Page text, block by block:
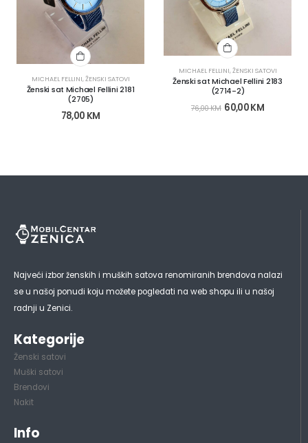
MICHAEL FELLINI,ŽENSKI SATOVI
Ženski sat Michael Fellini 2181
(2705)
78,00 KM
MICHAEL FELLINI,ŽENSKI SATOVI
Ženski sat Michael Fellini 2183
(2714-2)
76,00KM 60,00KM
Najveći izbor ženskih i muških satova renomiranih brendova nalazi
se u našoj ponudi koju možete pogledati na web shopu ili u našoj
radnji u Zenici.
Kategorije
Ženski satovi
Muški satovi
Brendovi
Nakit
Info